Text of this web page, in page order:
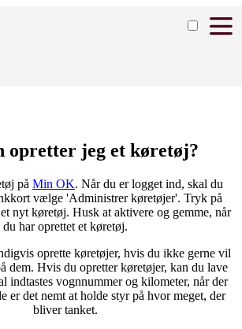
opretter jeg et køretøj?
på Min OK. Når du er logget ind, skal du
vælge 'Administrer køretøjer'. Tryk på
nyt køretøj. Husk at aktivere og gemme, når
du har oprettet et køretøj.
oprette køretøjer, hvis du ikke gerne vil
dem. Hvis du opretter køretøjer, kan du lave
indtastes vognnummer og kilometer, når der
er det nemt at holde styr på hvor meget, der
bliver tanket.